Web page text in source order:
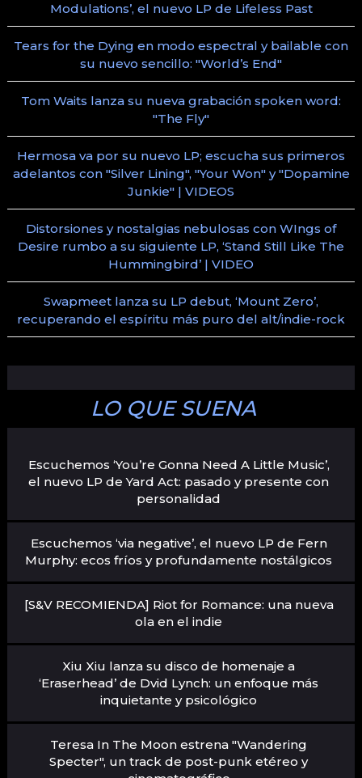
Modulations’, el nuevo LP de Lifeless Past
Tears for the Dying en modo espectral y bailable con
su nuevo sencillo: "World’s End"
Tom Waits lanza su nueva grabación spoken word:
"The Fly"
Hermosa va por su nuevo LP; escucha sus primeros
adelantos con "Silver Lining", "Your Won" y "Dopamine
Junkie" | VIDEOS
Distorsiones y nostalgias nebulosas con WIngs of
Desire rumbo a su siguiente LP, ‘Stand Still Like The
Hummingbird’ | VIDEO
Swapmeet lanza su LP debut, ‘Mount Zero’,
recuperando el espíritu más puro del alt/indie-rock
LO QUE SUENA
Escuchemos ‘You’re Gonna Need A Little Music’,
el nuevo LP de Yard Act: pasado y presente con
personalidad
Escuchemos ‘via negative’, el nuevo LP de Fern
Murphy: ecos fríos y profundamente nostálgicos
[S&V RECOMIENDA] Riot for Romance: una nueva
ola en el indie
Xiu Xiu lanza su disco de homenaje a
‘Eraserhead’ de Dvid Lynch: un enfoque más
inquietante y psicológico
Teresa In The Moon estrena "Wandering
Specter", un track de post-punk etéreo y